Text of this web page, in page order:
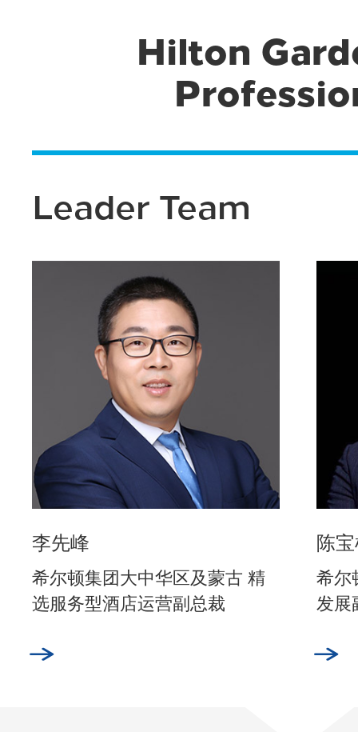
Hilton
Leader Team
李先峰
希尔顿集团大中华区及蒙古 精
选服务型酒店运营副总裁
陈
希尔
发展